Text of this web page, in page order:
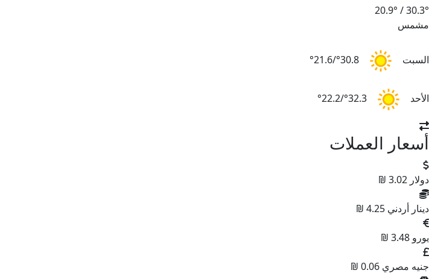
30.3°
/
20.9°
مشمس
السبت 30.8°/21.6°
الأحد 32.3°/22.2°
أسعار العملات
دولار 3.02 ₪
دينار أردني 4.25 ₪
يورو 3.48 ₪
جنيه مصري 0.06 ₪